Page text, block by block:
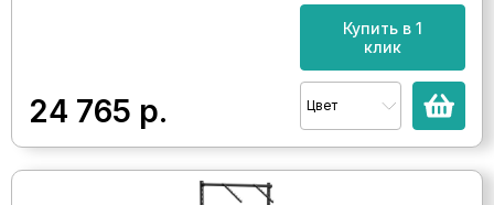
24 765 р.
Купить в 1
клик
Цвет